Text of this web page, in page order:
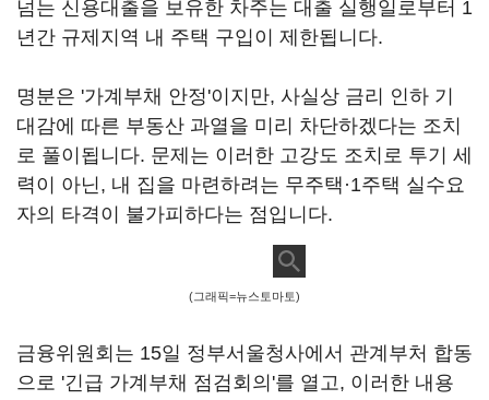
넘는 신용대출을 보유한 차주는 대출 실행일로부터 1
년간 규제지역 내 주택 구입이 제한됩니다.
명분은 '가계부채 안정'이지만, 사실상 금리 인하 기
대감에 따른 부동산 과열을 미리 차단하겠다는 조치
로 풀이됩니다. 문제는 이러한 고강도 조치로 투기 세
력이 아닌, 내 집을 마련하려는 무주택·1주택 실수요
자의 타격이 불가피하다는 점입니다.
(그래픽=뉴스토마토)
금융위원회는 15일 정부서울청사에서 관계부처 합동
으로 '긴급 가계부채 점검회의'를 열고, 이러한 내용